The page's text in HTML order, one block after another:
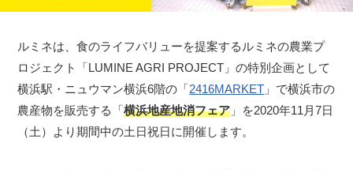
ルミネは、食のライフバリューを提案するルミネの農業プ
ロジェクト「LUMINE AGRI PROJECT」の特別企画として
横浜駅・ニュウマン横浜6階の「2416MARKET 」で横浜市の
農産物を販売する「横浜地産地消フェア 」を2020年11月7日
（土）より期間中の土日祝日に開催します。